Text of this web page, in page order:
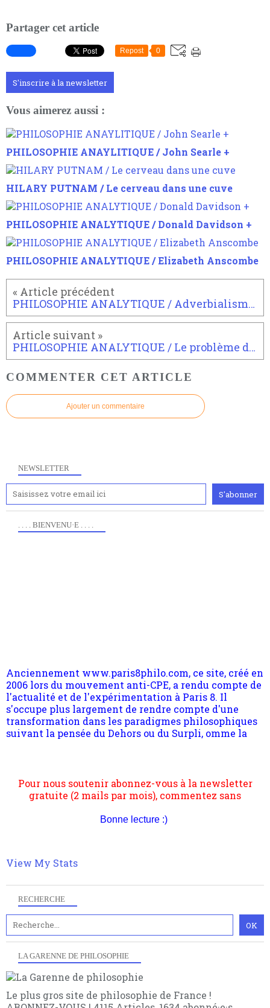
Partager cet article
Repost 0
S'inscrire à la newsletter
Vous aimerez aussi :
PHILOSOPHIE ANAYLITIQUE / John Searle +
HILARY PUTNAM / Le cerveau dans une cuve
PHILOSOPHIE ANALYTIQUE / Donald Davidson +
PHILOSOPHIE ANALYTIQUE / Elizabeth Anscombe
PHILOSOPHIE ANALYTIQUE / Adverbialisme et « adverbiaux temporels »
PHILOSOPHIE ANALYTIQUE / Le problème de la portée des attributions interprétatives ou problème de la projection interprétative
COMMENTER CET ARTICLE
Ajouter un commentaire
NEWSLETTER
RECHERCHE
LA GARENNE DE PHILOSOPHIE
Le plus gros site de philosophie de France !
. . . . BIENVENU·E . . . .
transformation dans les paradigmes philosophiques
suivant la pensée du Dehors ou du Surpli, omme la
nomme les métaphysiciens classique. Nous avons
quant à nous déjà basculé d'emblée dans la modernité
quantique, résolvant la plupart des impasses
philosophique du WWe siècle. Cette pensée hors
choses.
vous le pouvez faîtes des liens depuis votre site.
Bonne lecture :)
View My Stats